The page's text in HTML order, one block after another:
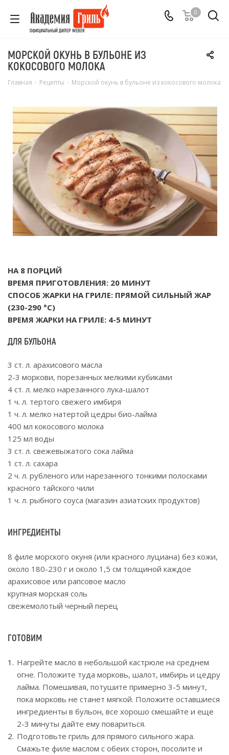
ОФИЦИАЛЬНЫЙ ДИЛЕР WEBER
0
МОРСКОЙ ОКУНЬ В БУЛЬОНЕ ИЗ
КОКОСОВОГО МОЛОКА
Главная - Рецепты - Морской окунь в бульоне из кокосового молока
НА 8 ПОРЦИЙ
ВРЕМЯ ПРИГОТОВЛЕНИЯ: 20 МИНУТ
СПОСОБ ЖАРКИ НА ГРИЛЕ: ПРЯМОЙ СИЛЬНЫЙ ЖАР
(230-290 °С)
ВРЕМЯ ЖАРКИ НА ГРИЛЕ: 4-5 МИНУТ
ДЛЯ БУЛЬОНА
3 ст. л. арахисового масла
2-3 моркови, порезанных мелкими кубиками
4 ст. л. мелко нарезанного лука-шалот
1 ч. л. тертого свежего имбиря
1 ч. л. мелко натертой цедры био-лайма
400 мл кокосового молока
125 мл воды
3 ст. л. свежевыжатого сока лайма
1 ст. л. сахара
2 ч. л. рубленого или нарезанного тонкими полосками
красного тайского чили
1 ч. л. рыбного соуса (магазин азиатских продуктов)
ИНГРЕДИЕНТЫ
8 филе морского окуня (или красного луциана) без кожи,
около 180-230 г и около 1,5 см толщиной каждое
арахисовое или рапсовое масло
крупная морская соль
свежемолотый черный перец
ГОТОВИМ
Нагрейте масло в небольшой кастрюле на среднем
огне. Положите туда морковь, шалот, имбирь и цедру
лайма. Помешивая, потушите примерно 3-5 минут,
пока морковь не станет мягкой. Положите оставшиеся
ингредиенты в бульон, все хорошо смешайте и еще
2-3 минуты дайте ему повариться.
Подготовьте гриль для прямого сильного жара.
Смажьте филе маслом с обеих сторон, посолите и